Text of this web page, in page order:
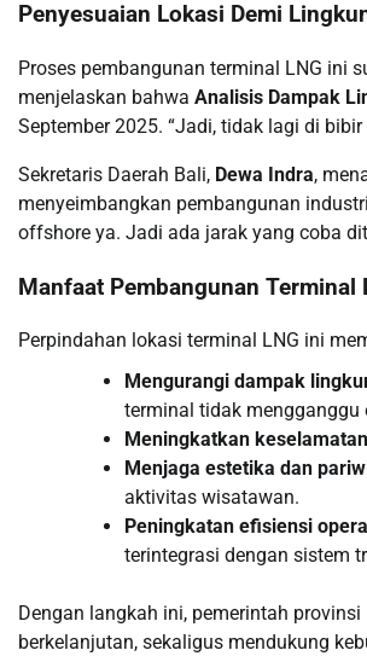
Penyesuaian Lokasi Demi
Proses pembangunan terminal LNG ini
menjelaskan bahwa Analisis Dampak
September 2025. “Jadi, tidak lagi di
Sekretaris Daerah Bali, Dewa Indra,
menyeimbangkan pembangunan
offshore ya. Jadi ada jarak yang coba
Manfaat Pembangunan Terminal
Perpindahan lokasi terminal LNG ini
Mengurangi dampak
terminal tidak mengganggu
Meningkatkan
Menjaga estetika dan
aktivitas wisatawan.
Peningkatan efisiensi
terintegrasi dengan sistem
Dengan langkah ini, pemerintah
berkelanjutan, sekaligus mendukung